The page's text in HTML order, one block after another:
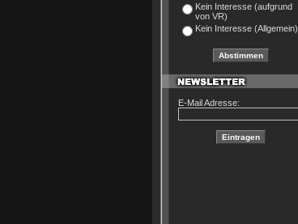
Kein Interesse (aufgrund
von VR)
Kein Interesse (Allgemein)
E-Mail Adresse: